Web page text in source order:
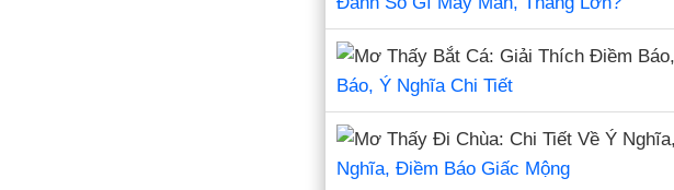
Báo, Ý Nghĩa Chi Tiết
Nghĩa, Điềm Báo Giấc Mộng